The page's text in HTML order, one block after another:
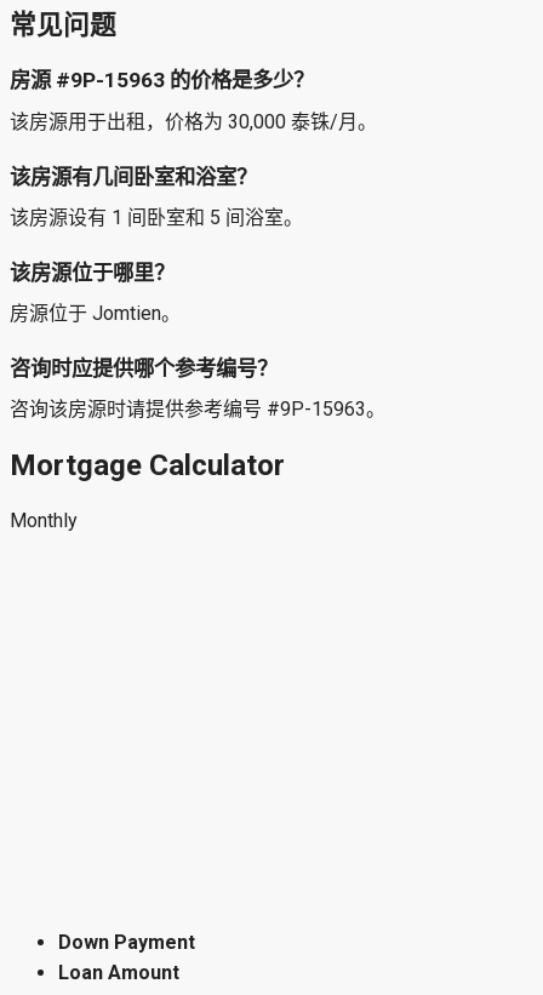
常见问题
房源 #9P-15963 的价格是多少？
该房源用于出租，价格为 30,000 泰铢/月。
该房源有几间卧室和浴室？
该房源设有 1 间卧室和 5 间浴室。
该房源位于哪里？
房源位于 Jomtien。
咨询时应提供哪个参考编号？
咨询该房源时请提供参考编号 #9P-15963。
Mortgage Calculator
Monthly
Down Payment
Loan Amount